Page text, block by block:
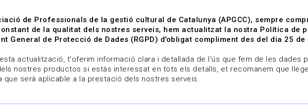
Qui som Línies de treball Projectes Serveis A qui
de Professionals de la gestió cultural de Catalunya (APGCC), sempre
de la qualitat dels nostres serveis, hem actualitzat la nostra Política de
General de Protecció de Dades (RGPD) d'obligat compliment des del dia 25 de
actualització, t'oferim informació clara i detallada de l'ús que fem de les dades
nostres productos.si estàs interessat en tots els detalls, et recomanem que
que serà aplicable a la prestació dels nostres serveis.